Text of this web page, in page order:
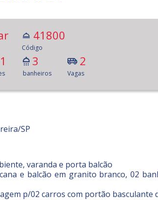
41800
Código
1 3
banheiros
2
Vagas
SP
varanda e porta balcão
e balcão em granito branco, 02
p/02 carros com portão basculante